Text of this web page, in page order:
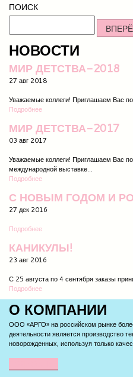
ПОИСК
НОВОСТИ
МИР ДЕТСТВА-2018
27 авг 2018
Уважаемые коллеги! Приглашаем Вас
Подробнее
МИР ДЕТСТВА-2017
03 авг 2017
Уважаемые коллеги! Приглашаем Вас
международной выставке...
Подробнее
С НОВЫМ ГОДОМ И
27 дек 2016
Подробнее
КАНИКУЛЫ!
23 авг 2016
С 25 августа по 4 сентября заказы
Подробнее
О КОМПАНИИ
ООО «АРГО» на российском рынке
деятельности является производство
новорожденных, используя только